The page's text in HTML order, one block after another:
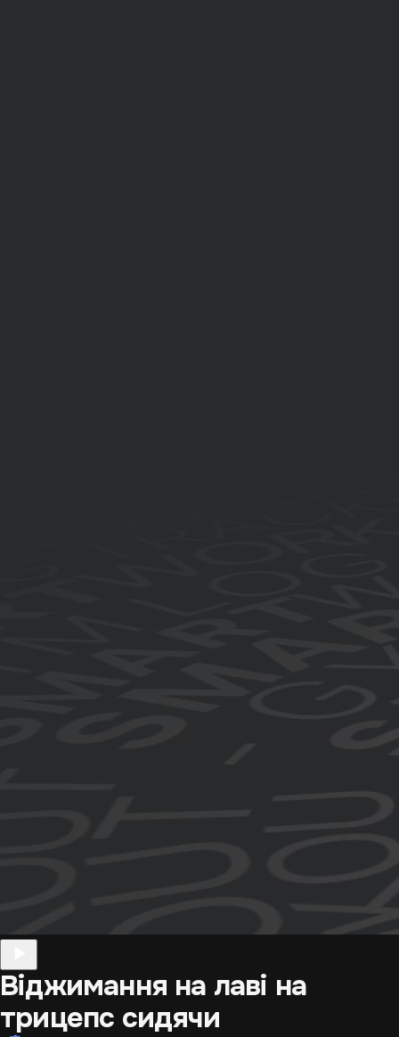
Віджимання на лаві на
трицепс сидячи